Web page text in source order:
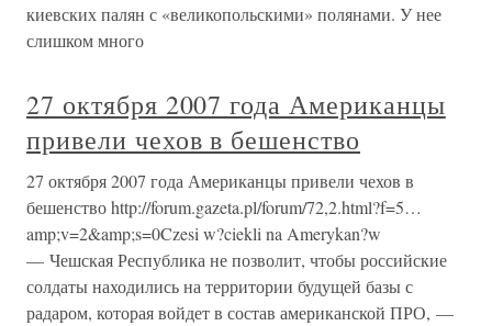
киевских палян с «великопольскими» полянами. У нее
слишком много
27 октября 2007 года Американцы
привели чехов в бешенство
27 октября 2007 года Американцы привели чехов в
бешенство http://forum.gazeta.pl/forum/72,2.html?f=5…
amp;v=2&amp;s=0Czesi w?ciekli na Amerykan?w
— Чешская Республика не позволит, чтобы российские
солдаты находились на территории будущей базы с
радаром, которая войдет в состав американской ПРО, —